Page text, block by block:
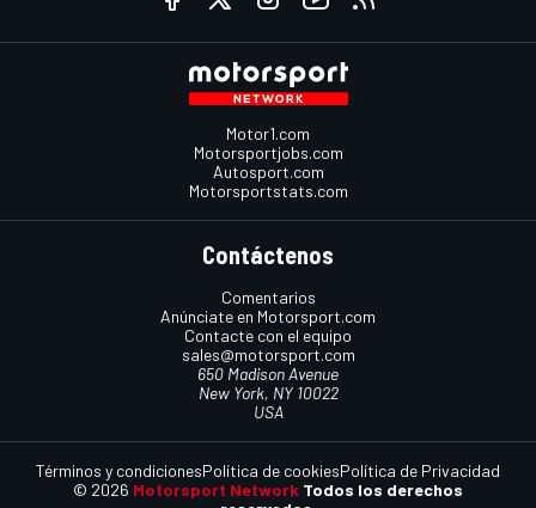
Motor1.com
Motorsportjobs.com
Autosport.com
Motorsportstats.com
Contáctenos
Comentarios
Anúnciate en Motorsport.com
Contacte con el equipo
sales@motorsport.com
650 Madison Avenue
New York, NY 10022
USA
© 2026 Motorsport Network Todos los derechos
Términos y condicionesPolítica de cookiesPolítica de Privacidad